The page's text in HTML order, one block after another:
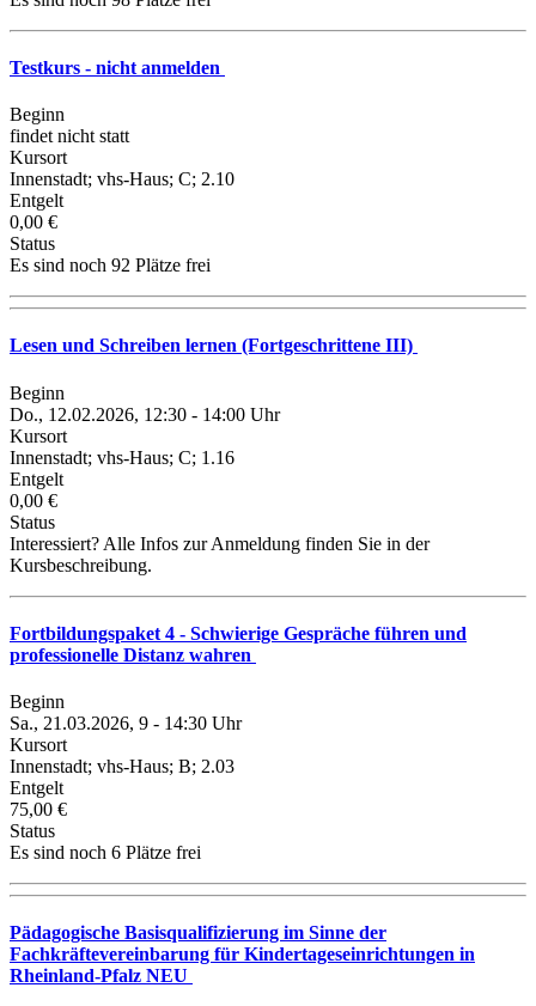
Testkurs - nicht anmelden
Beginn
findet nicht statt
Kursort
Innenstadt; vhs-Haus; C; 2.10
Entgelt
0,00 €
Status
Es sind noch 92 Plätze frei
Lesen und Schreiben lernen (Fortgeschrittene III)
Beginn
Do., 12.02.2026, 12:30 - 14:00 Uhr
Kursort
Innenstadt; vhs-Haus; C; 1.16
Entgelt
0,00 €
Status
Interessiert? Alle Infos zur Anmeldung finden Sie in der
Kursbeschreibung.
Fortbildungspaket 4 - Schwierige Gespräche führen und
professionelle Distanz wahren
Beginn
Sa., 21.03.2026, 9 - 14:30 Uhr
Kursort
Innenstadt; vhs-Haus; B; 2.03
Entgelt
75,00 €
Status
Es sind noch 6 Plätze frei
Pädagogische Basisqualifizierung im Sinne der
Fachkräftevereinbarung für Kindertageseinrichtungen in
Rheinland-Pfalz NEU